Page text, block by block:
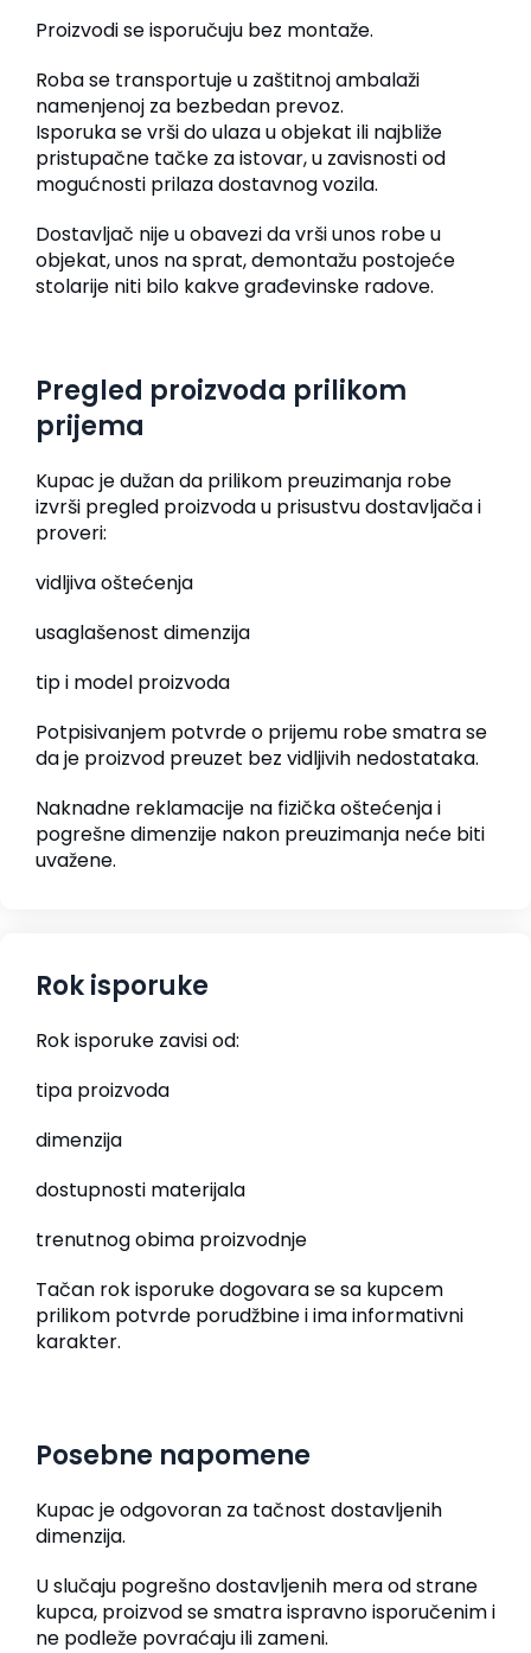
Proizvodi se isporučuju bez montaže.
Roba se transportuje u zaštitnoj ambalaži
namenjenoj za bezbedan prevoz.
Isporuka se vrši do ulaza u objekat ili najbliže
pristupačne tačke za istovar, u zavisnosti od
mogućnosti prilaza dostavnog vozila.
Dostavljač nije u obavezi da vrši unos robe u
objekat, unos na sprat, demontažu postojeće
stolarije niti bilo kakve građevinske radove.
Pregled proizvoda prilikom
prijema
Kupac je dužan da prilikom preuzimanja robe
izvrši pregled proizvoda u prisustvu dostavljača i
proveri:
vidljiva oštećenja
usaglašenost dimenzija
tip i model proizvoda
Potpisivanjem potvrde o prijemu robe smatra se
da je proizvod preuzet bez vidljivih nedostataka.
Naknadne reklamacije na fizička oštećenja i
pogrešne dimenzije nakon preuzimanja neće biti
uvažene.
Rok isporuke
Rok isporuke zavisi od:
tipa proizvoda
dimenzija
dostupnosti materijala
trenutnog obima proizvodnje
Tačan rok isporuke dogovara se sa kupcem
prilikom potvrde porudžbine i ima informativni
karakter.
Posebne napomene
Kupac je odgovoran za tačnost dostavljenih
dimenzija.
U slučaju pogrešno dostavljenih mera od strane
kupca, proizvod se smatra ispravno isporučenim i
ne podleže povraćaju ili zameni.